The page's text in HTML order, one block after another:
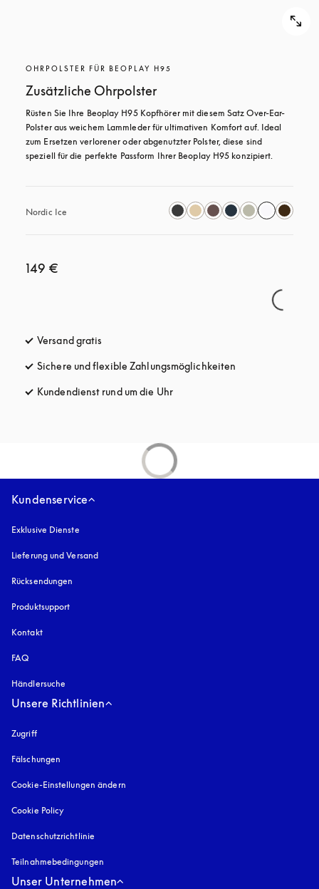
OHRPOLSTER FÜR BEOPLAY H95
Zusätzliche Ohrpolster
Rüsten Sie Ihre Beoplay H95 Kopfhörer mit diesem Satz Over-Ear-
Polster aus weichem Lammleder für ultimativen Komfort auf. Ideal
zum Ersetzen verlorener oder abgenutzter Polster, diese sind
speziell für die perfekte Passform Ihrer Beoplay H95 konzipiert.
Nordic Ice
149 €
Versand gratis
Sichere und flexible Zahlungsmöglichkeiten
Kundendienst rund um die Uhröffnet sich in einem neuen Tab
Kundenservice
Exklusive Dienste
Lieferung und Versand
Rücksendungen
Produktsupport
Kontakt
FAQ
Händlersuche
Unsere Richtlinien
Zugrifföffnet sich in einem neuen Tab
Fälschungen
Cookie-Einstellungen ändern
Cookie Policy
Datenschutzrichtlinie
Teilnahmebedingungen
Unser Unternehmen